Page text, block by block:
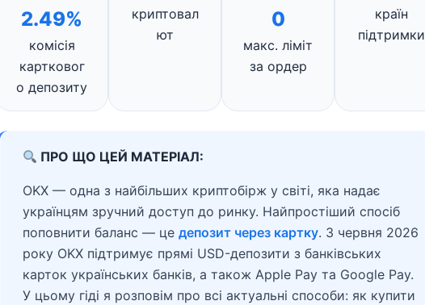
2.49%
комісія
картковог
о депозиту
криптовал
ют
0
макс. ліміт
за ордер
країн
підтримки
ПРО ЩО ЦЕЙ МАТЕРІАЛ:
OKX — одна з найбільших криптобірж у світі, яка надає
українцям зручний доступ до ринку. Найпростіший спосіб
поповнити баланс — це депозит через картку. З червня 2026
року OKX підтримує прямі USD-депозити з банківських
карток українських банків, а також Apple Pay та Google Pay.
У цьому гіді я розповім про всі актуальні способи: як купити